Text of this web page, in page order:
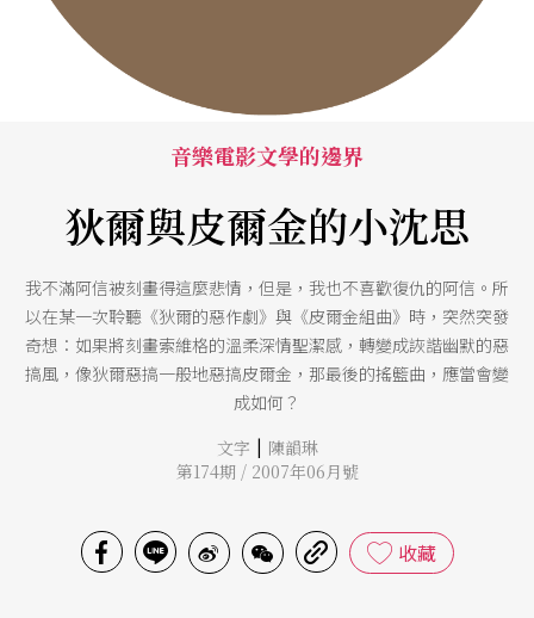
音樂電影文學的邊界
狄爾與皮爾金的小沈思
我不滿阿信被刻畫得這麼悲情，但是，我也不喜歡復仇的阿信。所
以在某一次聆聽《狄爾的惡作劇》與《皮爾金組曲》時，突然突發
奇想：如果將刻畫索維格的溫柔深情聖潔感，轉變成詼諧幽默的惡
搞風，像狄爾惡搞一般地惡搞皮爾金，那最後的搖籃曲，應當會變
成如何？
文字 | 陳韻琳
第174期 / 2007年06月號
收藏